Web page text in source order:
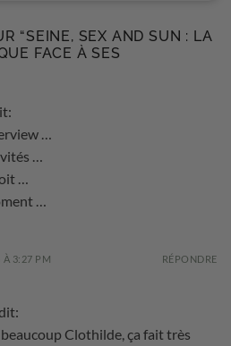
“SEINE, SEX AND SUN : LA
FACE À SES
…
…
…
…
À 3:27 PM RÉPONDRE
Clothilde, ça fait très